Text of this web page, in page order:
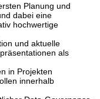
Planung und
dabei eine
hochwertige
und aktuelle
als
in Projekten
innerhalb